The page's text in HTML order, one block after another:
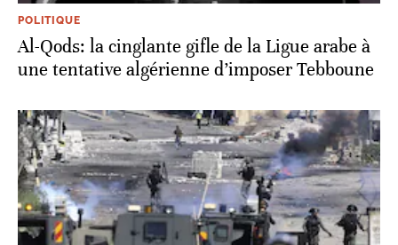
POLITIQUE
Al-Qods: la cinglante gifle de la Ligue arabe à
une tentative algérienne d’imposer Tebboune